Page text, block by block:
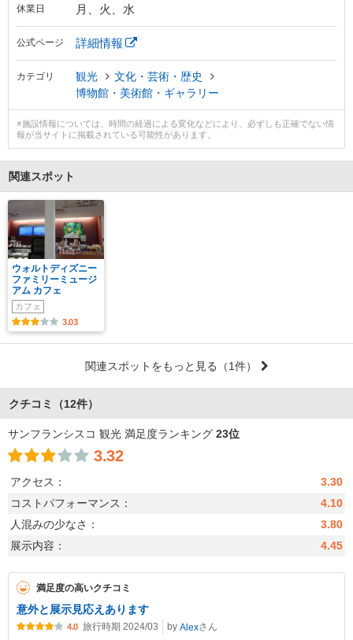
休業日 月、火、水
公式ページ 詳細情報
カテゴリ 観光
文化・芸術・歴史
博物館・美術館・ギャラリー
※施設情報については、時間の経過による変化などにより、必ずしも正確でない情
報が当サイトに掲載されている可能性があります。
関連スポット
ウォルトディズニー
ファミリーミュージ
アム カフェ
カフェ
3.03
関連スポットをもっと見る （1件）
クチコミ （12件）
サンフランシスコ 観光 満足度ランキング 23位
3.32
アクセス：
3.30
コストパフォーマンス：
4.10
人混みの少なさ：
3.80
展示内容：
4.45
満足度の高いクチコミ
意外と展示見応えあります
4.0 旅行時期 2024/03 by Alexさん